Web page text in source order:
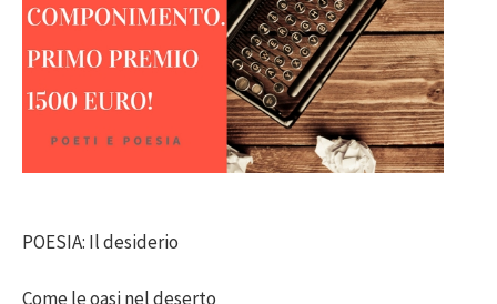
POESIA: Il desiderio
Come le oasi nel deserto